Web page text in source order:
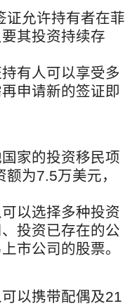
证允许持有者在菲
其投资持续存
有人可以享受多
申请新的签证即
家的投资移民项
为7.5万美元，
以选择多种投资
投资已存在的公
市公司的股票。
以携带配偶及21